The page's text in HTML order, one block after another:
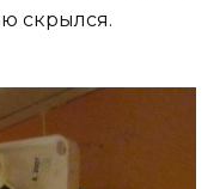
скрылся.